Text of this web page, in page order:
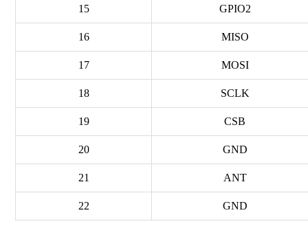
15 GPIO2
16 MISO
17 MOSI
18 SCLK
19 CSB
20 GND
21 ANT
22 GND